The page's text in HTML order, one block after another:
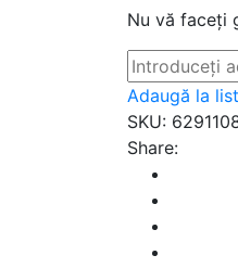
Nu vă faceți
Adaugă la
SKU:
Share: